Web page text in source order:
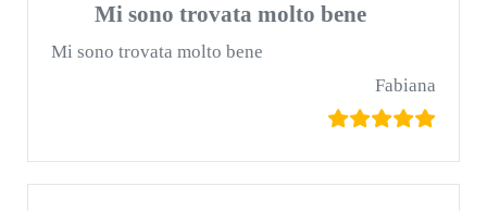
Mi sono trovata molto bene
Mi sono trovata molto bene
Fabiana